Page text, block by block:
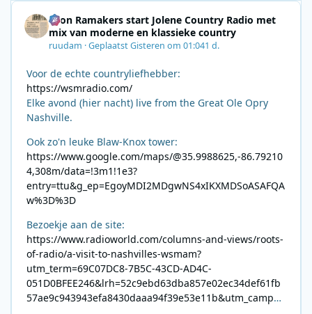
Leon Ramakers start Jolene Country Radio met
mix van moderne en klassieke country
ruudam ·GeplaatstGisteren om 01:041 d.
Voor de echte countryliefhebber:
https://wsmradio.com/
Elke avond (hier nacht) live from the Great Ole Opry
Nashville.
Ook zo'n leuke Blaw-Knox tower:
https://www.google.com/maps/@35.9988625,-86.79210
4,308m/data=!3m1!1e3?
entry=ttu&g_ep=EgoyMDI2MDgwNS4xIKXMDSoASAFQA
w%3D%3D
Bezoekje aan de site:
https://www.radioworld.com/columns-and-views/roots-
of-radio/a-visit-to-nashvilles-wsmam?
utm_term=69C07DC8-7B5C-43CD-AD4C-
051D0BFEE246&lrh=52c9ebd63dba857e02ec34def61fb
57ae9c943943efa8430daaa94f39e53e11b&utm_campai